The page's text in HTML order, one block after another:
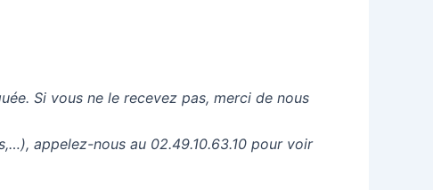
Si vous ne le recevez pas, merci de nous
appelez-nous au 02.49.10.63.10 pour voir